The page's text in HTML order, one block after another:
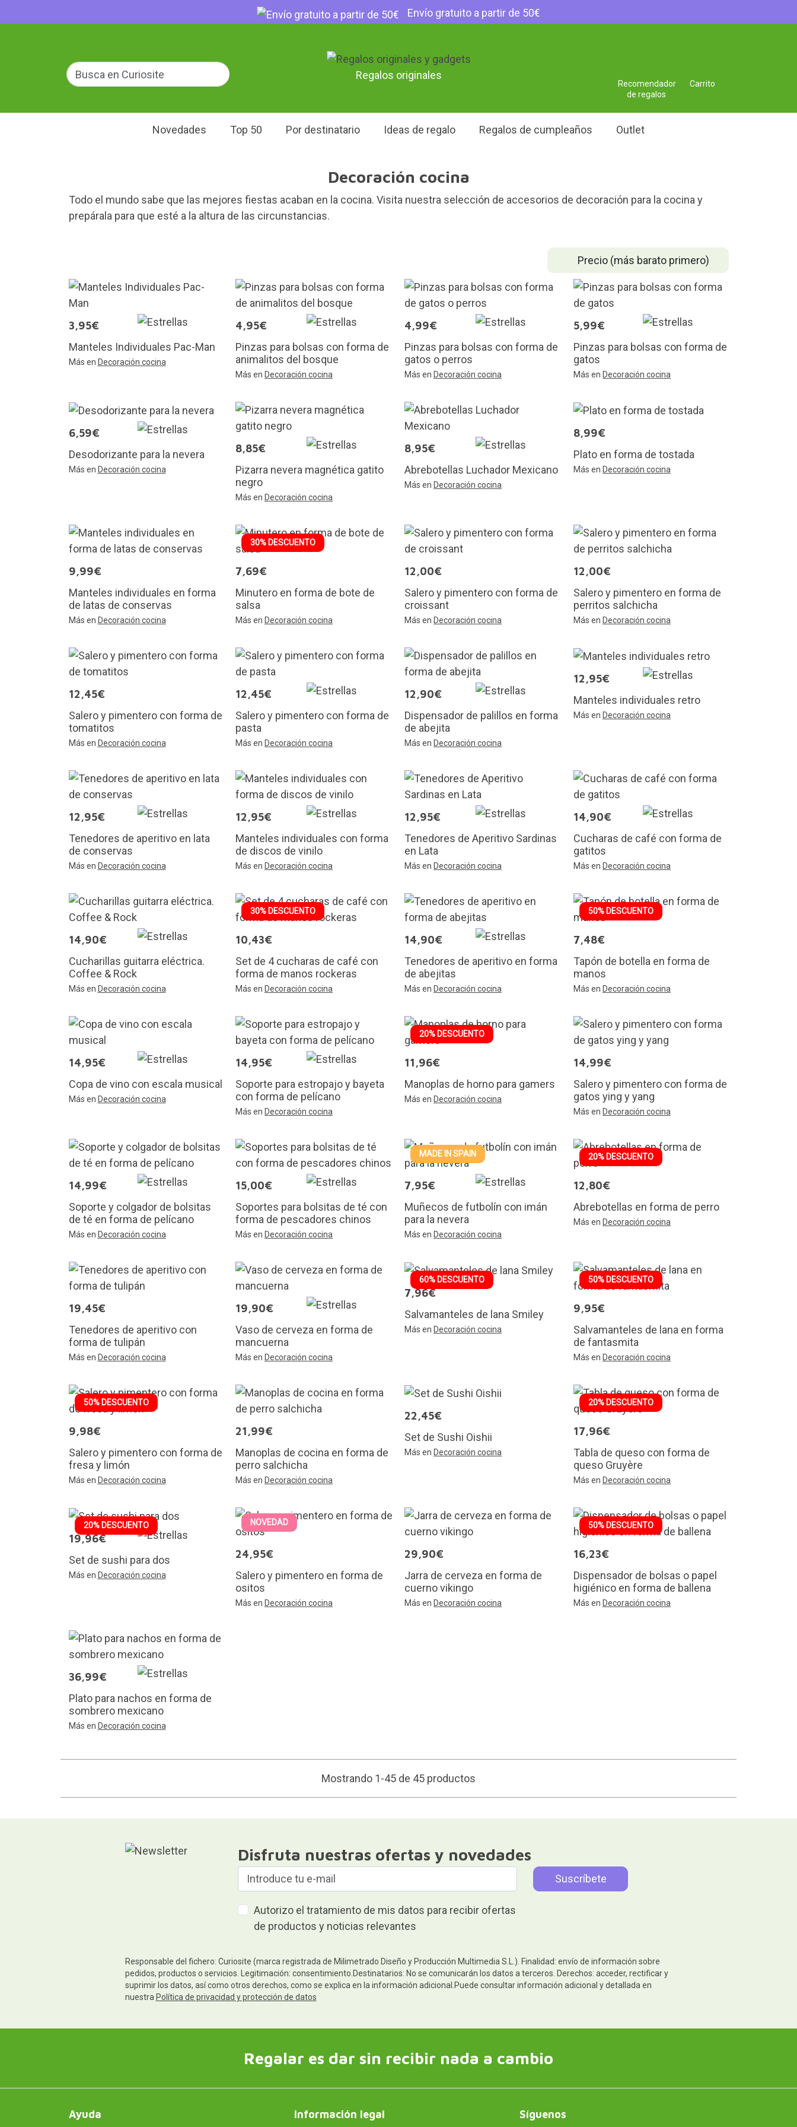
Envío gratuito a partir de 50€
Regalos originales
Carrito
Recomendador
de regalos
Novedades Top 50 Por destinatario Ideas de regalo Regalos de cumpleaños Outlet
Decoración cocina
Todo el mundo sabe que las mejores fiestas acaban en la cocina. Visita nuestra selección de accesorios de decoración para la cocina y
prepárala para que esté a la altura de las circunstancias.
Precio (más barato primero)
3,95€
Manteles Individuales Pac-Man
Más en Decoración cocina
4,95€
Pinzas para bolsas con forma de
animalitos del bosque
Más en Decoración cocina
4,99€
Pinzas para bolsas con forma de
gatos o perros
Más en Decoración cocina
5,99€
Pinzas para bolsas con forma de
gatos
Más en Decoración cocina
6,59€
Desodorizante para la nevera
Más en Decoración cocina
8,85€
Pizarra nevera magnética gatito
negro
Más en Decoración cocina
8,95€
Abrebotellas Luchador Mexicano
Más en Decoración cocina
8,99€
Plato en forma de tostada
Más en Decoración cocina
9,99€
Manteles individuales en forma
de latas de conservas
Más en Decoración cocina
30% DESCUENTO
7,69€
Minutero en forma de bote de
salsa
Más en Decoración cocina
12,00€
Salero y pimentero con forma de
croissant
Más en Decoración cocina
12,00€
Salero y pimentero en forma de
perritos salchicha
Más en Decoración cocina
12,45€
Salero y pimentero con forma de
tomatitos
Más en Decoración cocina
12,45€
Salero y pimentero con forma de
pasta
Más en Decoración cocina
12,90€
Dispensador de palillos en forma
de abejita
Más en Decoración cocina
12,95€
Manteles individuales retro
Más en Decoración cocina
12,95€
Tenedores de aperitivo en lata
de conservas
Más en Decoración cocina
12,95€
Manteles individuales con forma
de discos de vinilo
Más en Decoración cocina
12,95€
Tenedores de Aperitivo Sardinas
en Lata
Más en Decoración cocina
14,90€
Cucharas de café con forma de
gatitos
Más en Decoración cocina
14,90€
Cucharillas guitarra eléctrica.
Coffee & Rock
Más en Decoración cocina
30% DESCUENTO
10,43€
Set de 4 cucharas de café con
forma de manos rockeras
Más en Decoración cocina
14,90€
Tenedores de aperitivo en forma
de abejitas
Más en Decoración cocina
50% DESCUENTO
7,48€
Tapón de botella en forma de
manos
Más en Decoración cocina
14,95€
Copa de vino con escala musical
Más en Decoración cocina
14,95€
Soporte para estropajo y bayeta
con forma de pelícano
Más en Decoración cocina
20% DESCUENTO
11,96€
Manoplas de horno para gamers
Más en Decoración cocina
14,99€
Salero y pimentero con forma de
gatos ying y yang
Más en Decoración cocina
14,99€
Soporte y colgador de bolsitas
de té en forma de pelícano
Más en Decoración cocina
15,00€
Soportes para bolsitas de té con
forma de pescadores chinos
Más en Decoración cocina
MADE IN SPAIN
7,95€
Muñecos de futbolín con imán
para la nevera
Más en Decoración cocina
20% DESCUENTO
12,80€
Abrebotellas en forma de perro
Más en Decoración cocina
19,45€
Tenedores de aperitivo con
forma de tulipán
Más en Decoración cocina
19,90€
Vaso de cerveza en forma de
mancuerna
Más en Decoración cocina
60% DESCUENTO
7,96€
Salvamanteles de lana Smiley
Más en Decoración cocina
50% DESCUENTO
9,95€
Salvamanteles de lana en forma
de fantasmita
Más en Decoración cocina
50% DESCUENTO
9,98€
Salero y pimentero con forma de
fresa y limón
Más en Decoración cocina
21,99€
Manoplas de cocina en forma de
perro salchicha
Más en Decoración cocina
22,45€
Set de Sushi Oishii
Más en Decoración cocina
20% DESCUENTO
17,96€
Tabla de queso con forma de
queso Gruyère
Más en Decoración cocina
20% DESCUENTO
19,96€
Set de sushi para dos
Más en Decoración cocina
NOVEDAD
24,95€
Salero y pimentero en forma de
ositos
Más en Decoración cocina
29,90€
Jarra de cerveza en forma de
cuerno vikingo
Más en Decoración cocina
50% DESCUENTO
16,23€
Dispensador de bolsas o papel
higiénico en forma de ballena
Más en Decoración cocina
36,99€
Plato para nachos en forma de
sombrero mexicano
Más en Decoración cocina
Mostrando 1-45 de 45 productos
Disfruta nuestras ofertas y novedades
Autorizo el tratamiento de mis datos para recibir ofertas
de productos y noticias relevantes
Responsable del fichero: Curiosite (marca registrada de Milimetrado Diseño y Producción Multimedia S.L.). Finalidad: envío de información sobre
pedidos, productos o servicios. Legitimación: consentimiento.Destinatarios: No se comunicarán los datos a terceros. Derechos: acceder, rectificar y
suprimir los datos, así como otros derechos, como se explica en la información adicional.Puede consultar información adicional y detallada en
nuestra Política de privacidad y protección de datos
Regalar es dar sin recibir nada a cambio
Ayuda Información legal Síguenos